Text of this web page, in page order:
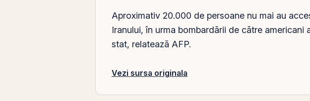
Aproximativ 20.000 de persoane nu mai au
Iranului, în urma bombardării de către
stat, relatează AFP.
Vezi sursa originala